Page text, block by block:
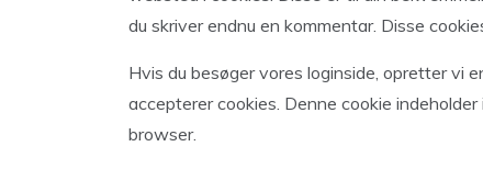
du skriver endnu en kommentar. Disse
Hvis du besøger vores loginside, opretter vi
accepterer cookies. Denne cookie
browser.